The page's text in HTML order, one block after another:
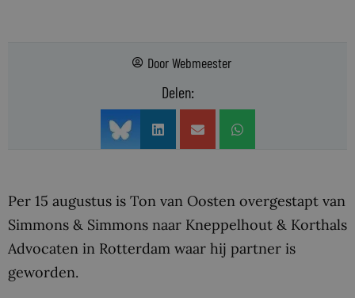
DoorWebmeester
Delen:
Per 15 augustus is Ton van Oosten overgestapt van
Simmons & Simmons naar Kneppelhout & Korthals
Advocaten in Rotterdam waar hij partner is
geworden.